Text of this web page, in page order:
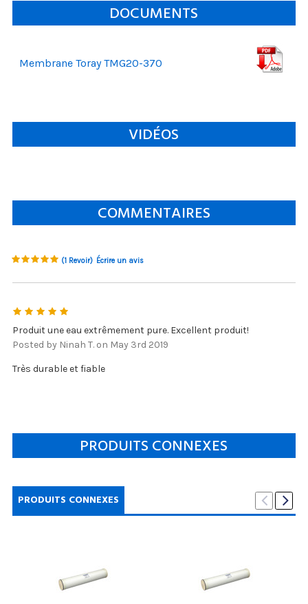
DOCUMENTS
Membrane Toray TMG20-370
VIDÉOS
COMMENTAIRES
(1 Revoir) Écrire un avis
Produit une eau extrêmement pure. Excellent produit!
Posted by Ninah T. on May 3rd 2019
Très durable et fiable
PRODUITS CONNEXES
PRODUITS CONNEXES